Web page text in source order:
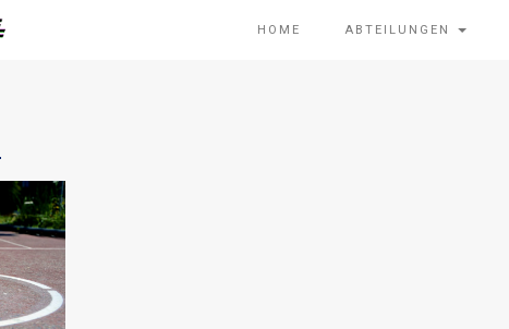
HOME ABTEILUNGEN